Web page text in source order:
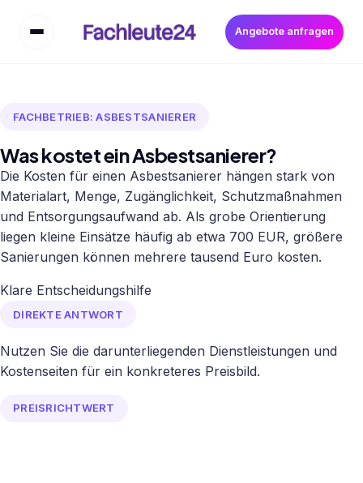
Angebote anfragen
FACHBETRIEB: ASBESTSANIERER
Was kostet ein Asbestsanierer?
Die Kosten für einen Asbestsanierer hängen stark von
Materialart, Menge, Zugänglichkeit, Schutzmaßnahmen
und Entsorgungsaufwand ab. Als grobe Orientierung
liegen kleine Einsätze häufig ab etwa 700 EUR, größere
Sanierungen können mehrere tausend Euro kosten.
Klare Entscheidungshilfe
DIREKTE ANTWORT
Nutzen Sie die darunterliegenden Dienstleistungen und
Kostenseiten für ein konkreteres Preisbild.
PREISRICHTWERT